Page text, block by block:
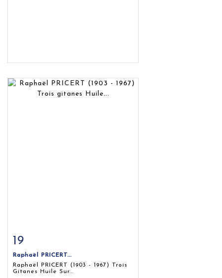
Fiche détaillée
19
Raphaël PRICERT...
Raphaël PRICERT (1903 - 1967) Trois
Gitanes Huile Sur...